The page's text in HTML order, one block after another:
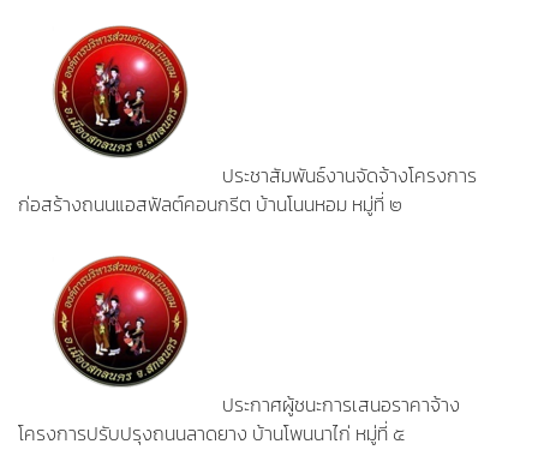
ประชาสัมพันธ์งานจัดจ้างโครงการ
ก่อสร้างถนนแอสฟัลต์คอนกรีต บ้านโนนหอม หมู่ที่ ๒
ประกาศผู้ชนะการเสนอราคาจ้าง
โครงการปรับปรุงถนนลาดยาง บ้านโพนนาไก่ หมู่ที่ ๕